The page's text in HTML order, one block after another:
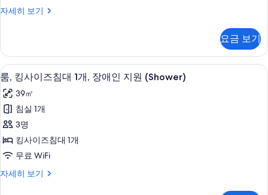
수
망
사
진
모
두
보
기
자세히 보기
룸,
대
개,
호
수
전
망
자
세
히
보
기
요금 보기
룸,
킹
사
이
즈
침
1
룸, 킹사이즈침대 1개, 장애인 지원
3
룸, 킹사이즈침대 1개, 장애인 지원 (Shower)
39㎡
침실 1개
3명
킹사이즈침대 1개
무료 WiFi
자세히 보기
룸,